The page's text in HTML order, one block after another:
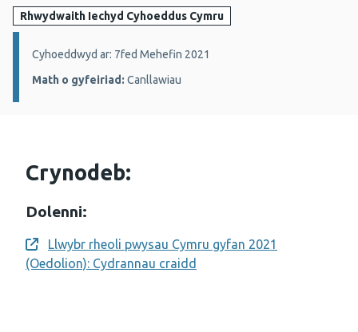
Rhwydwaith Iechyd Cyhoeddus Cymru
Manylion:
Cyhoeddwyd ar: 7fed Mehefin 2021
Math o gyfeiriad: Canllawiau
Crynodeb:
Dolenni:
Opens a new window
Llwybr rheoli pwysau Cymru gyfan 2021
(Oedolion): Cydrannau craidd